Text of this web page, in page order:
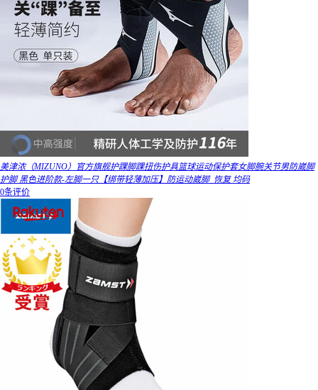
美津浓（MIZUNO）官方旗舰护踝脚踝扭伤护具篮球运动保护套女脚腕关节男防崴脚
护脚 黑色进阶款-左脚一只【绑带轻薄加压】防运动崴脚_恢复 均码
0条评价